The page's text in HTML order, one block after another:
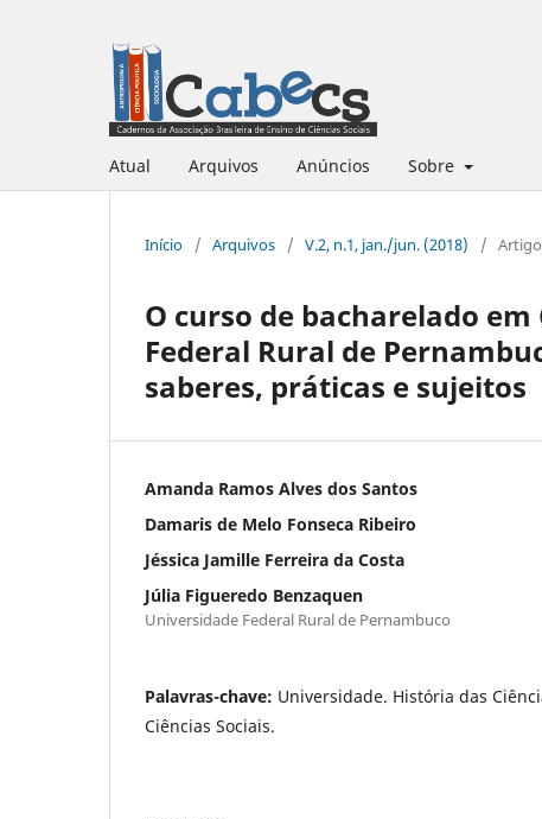
Atual Arquivos Anúncios Sobre
Início / Arquivos / V.2, n.1, jan./jun. (2018) /
O curso de bacharelado
Federal Rural de
saberes, práticas e sujeitos
Amanda Ramos Alves dos Santos
Damaris de Melo Fonseca Ribeiro
Jéssica Jamille Ferreira da Costa
Júlia Figueredo Benzaquen
Universidade Federal Rural de Pernambuco
Palavras-chave: Universidade. História das
Ciências Sociais.